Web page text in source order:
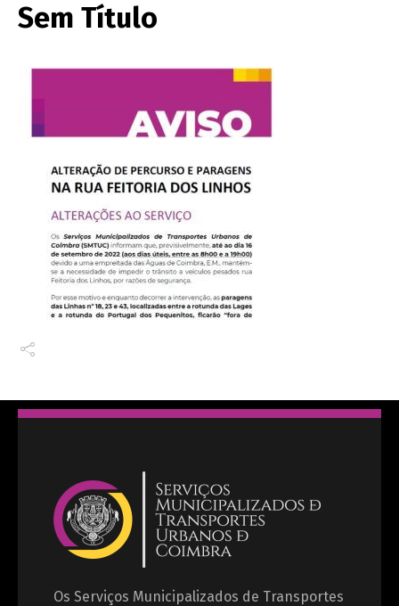
Sem Título
Os Serviços Municipalizados de Transportes